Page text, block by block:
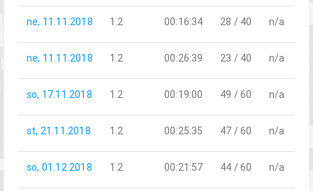
ne, 11.11.2018 1.2 00:16:34 28 / 40 n/a
ne, 11.11.2018 1.2 00:26:39 23 / 40 n/a
so, 17.11.2018 1.2 00:19:00 49 / 60 n/a
st, 21.11.2018 1.2 00:25:35 47 / 60 n/a
so, 01.12.2018 1.2 00:21:57 44 / 60 n/a